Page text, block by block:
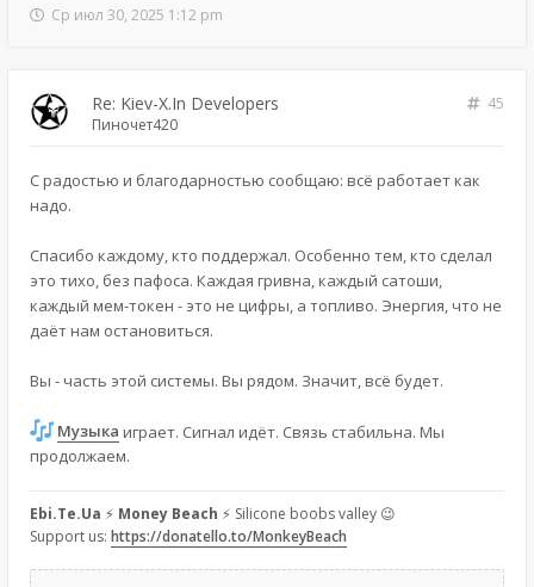
Ср июл 30, 2025 1:12 pm
Re: Kiev-X.In Developers
45
Пиночет420
С радостью и благодарностью сообщаю: всё работает как
надо.
Спасибо каждому, кто поддержал. Особенно тем, кто сделал
это тихо, без пафоса. Каждая гривна, каждый сатоши,
каждый мем-токен - это не цифры, а топливо. Энергия, что не
даёт нам остановиться.
Вы - часть этой системы. Вы рядом. Значит, всё будет.
Музыка играет. Сигнал идёт. Связь стабильна. Мы
продолжаем.
Ebi.Te.Ua ⚡ Money Beach ⚡ Silicone boobs valley 😉
Support us: https://donatello.to/MonkeyBeach